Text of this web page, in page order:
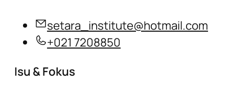
setara_institute@hotmail.com
+021 7208850
Isu & Fokus